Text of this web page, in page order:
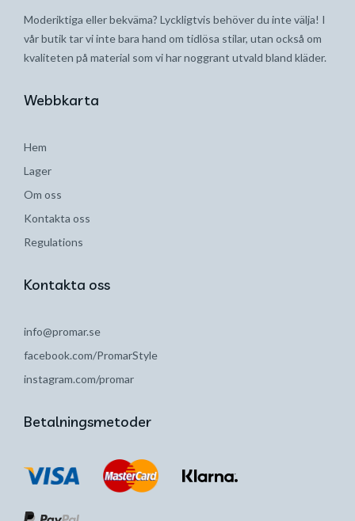
Moderiktiga eller bekväma? Lyckligtvis behöver du inte välja! I
vår butik tar vi inte bara hand om tidlösa stilar, utan också om
kvaliteten på material som vi har noggrant utvald bland kläder.
Webbkarta
Hem
Lager
Om oss
Kontakta oss
Regulations
Kontakta oss
info@promar.se
facebook.com/PromarStyle
instagram.com/promar
Betalningsmetoder